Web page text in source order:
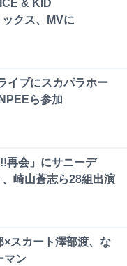
& KID
クス、MVに
イブにスカパラホー
ら参加
再会」にサニーデ
崎山蒼志ら28組出演
スカート澤部渡、な
マン